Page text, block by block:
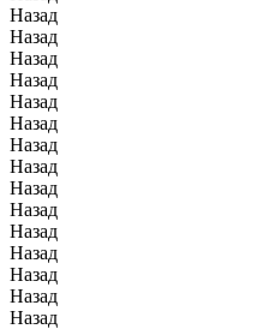
Назад
Назад
Назад
Назад
Назад
Назад
Назад
Назад
Назад
Назад
Назад
Назад
Назад
Назад
Назад